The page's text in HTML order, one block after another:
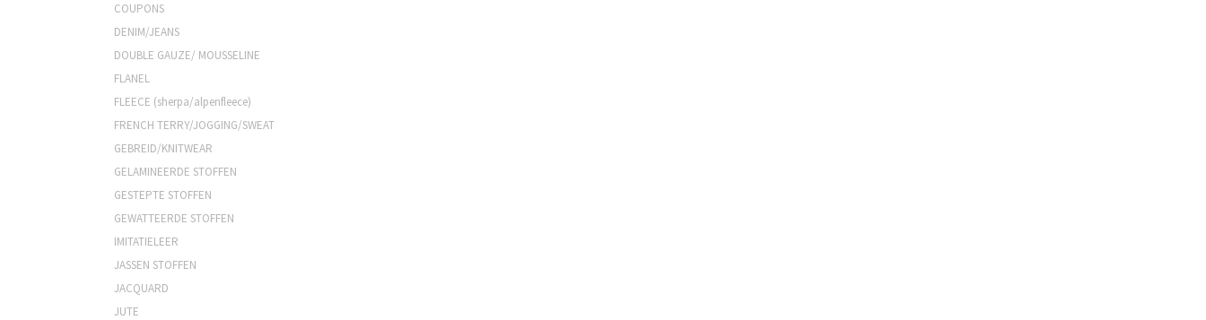
COUPONS
DENIM/JEANS
DOUBLE GAUZE/ MOUSSELINE
FLANEL
FLEECE (sherpa/alpenfleece)
FRENCH TERRY/JOGGING/SWEAT
GEBREID/KNITWEAR
GELAMINEERDE STOFFEN
GESTEPTE STOFFEN
GEWATTEERDE STOFFEN
IMITATIELEER
JASSEN STOFFEN
JACQUARD
JUTE